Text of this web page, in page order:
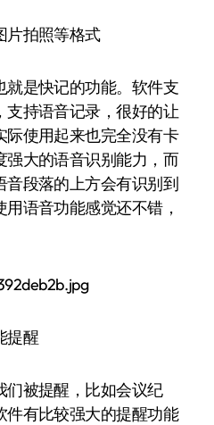
片拍照等格式
是快记的功能。软件支
持语音记录，很好的让
际使用起来也完全没有卡
大的语音识别能力，而
音段落的上方会有识别到
语音功能感觉还不错，
提醒
们被提醒，比如会议纪
有比较强大的提醒功能